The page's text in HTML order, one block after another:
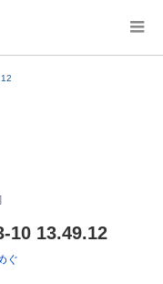
10 13.49.12
ぐ